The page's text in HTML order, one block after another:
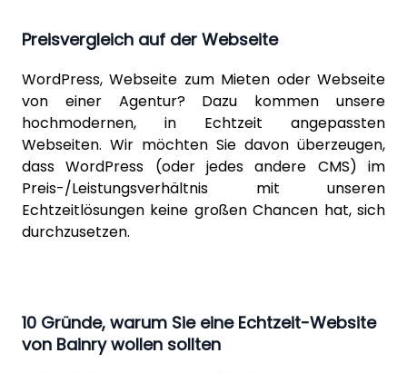
Preisvergleich auf der Webseite
WordPress, Webseite zum Mieten oder Webseite
von einer Agentur? Dazu kommen unsere
hochmodernen, in Echtzeit angepassten
Webseiten. Wir möchten Sie davon überzeugen,
dass WordPress (oder jedes andere CMS) im
Preis-/Leistungsverhältnis mit unseren
Echtzeitlösungen keine großen Chancen hat, sich
durchzusetzen.
10 Gründe, warum Sie eine Echtzeit-Website
von Bainry wollen sollten